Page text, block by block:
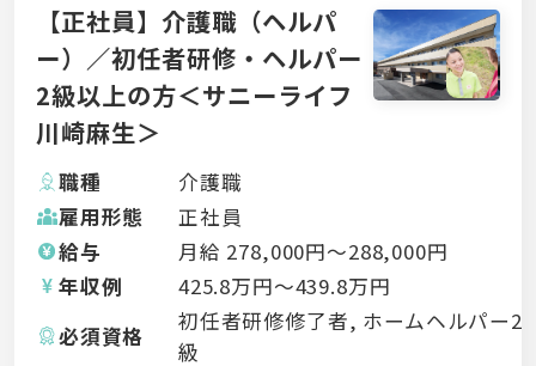
【正社員】介護職（ヘルパ
ー）／初任者研修・ヘルパー
2級以上の方＜サニーライフ
川崎麻生＞
職種
介護職
雇用形態
正社員
給与
月給 278,000円〜288,000円
年収例
425.8万円〜439.8万円
必須資格
初任者研修修了者, ホームヘルパー2
級